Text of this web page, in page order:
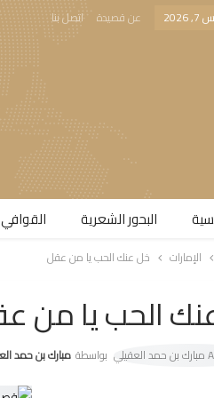
عن قصيدة اتصل بنا
البحور الشعرية​
الإمارات خل عنك الحب يا من عقل
الحب يا من
بواسطة مبارك بن حمد